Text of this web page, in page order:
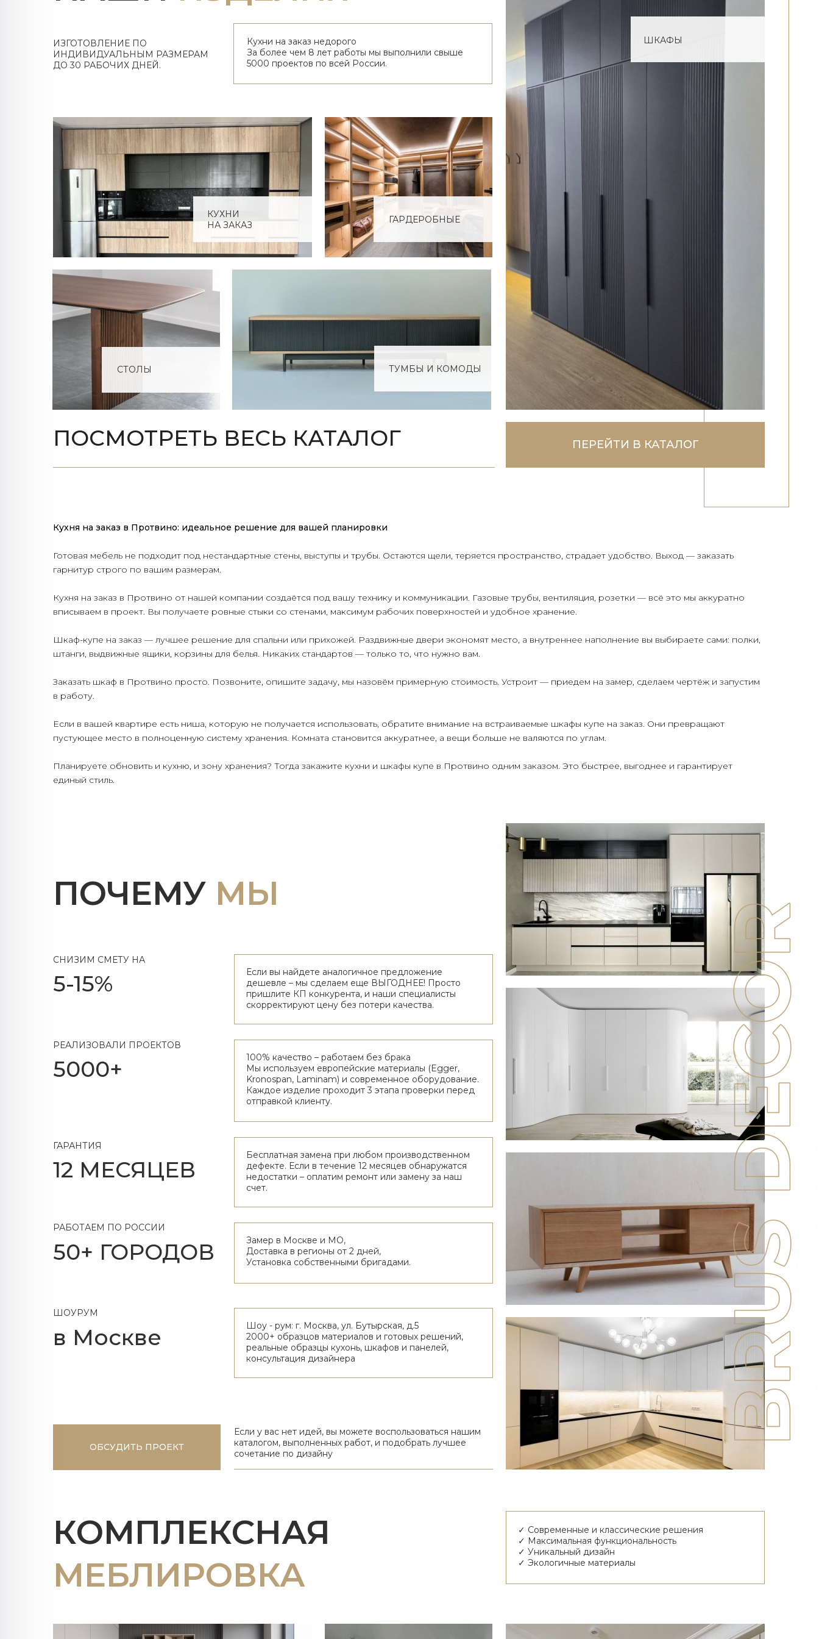
ИЗГОТОВЛЕНИЕ ПО
ИНДИВИДУАЛЬНЫМ РАЗМЕРАМ
ДО 30 РАБОЧИХ ДНЕЙ.​​​​​​​
Кухни на заказ недорого
За более чем 8 лет работы мы выполнили свыше
5000 проектов по всей России.
ШКАФЫ
КУХНИ
НА ЗАКАЗ
ГАРДЕРОБНЫЕ
СТОЛЫ ТУМБЫ И КОМОДЫ
ПОСМОТРЕТЬ ВЕСЬ КАТАЛОГ ПЕРЕЙТИ В КАТАЛОГ
Кухня на заказ в Протвино: идеальное решение для вашей планировки
Готовая мебель не подходит под нестандартные стены, выступы и трубы. Остаются щели, теряется пространство, страдает удобство. Выход — заказать
гарнитур строго по вашим размерам.
Кухня на заказ в Протвино от нашей компании создаётся под вашу технику и коммуникации. Газовые трубы, вентиляция, розетки — всё это мы аккуратно
вписываем в проект. Вы получаете ровные стыки со стенами, максимум рабочих поверхностей и удобное хранение.
Шкаф-купе на заказ — лучшее решение для спальни или прихожей. Раздвижные двери экономят место, а внутреннее наполнение вы выбираете сами: полки,
штанги, выдвижные ящики, корзины для белья. Никаких стандартов — только то, что нужно вам.
Заказать шкаф в Протвино просто. Позвоните, опишите задачу, мы назовём примерную стоимость. Устроит — приедем на замер, сделаем чертёж и запустим
в работу.
Если в вашей квартире есть ниша, которую не получается использовать, обратите внимание на встраиваемые шкафы купе на заказ. Они превращают
пустующее место в полноценную систему хранения. Комната становится аккуратнее, а вещи больше не валяются по углам.
Планируете обновить и кухню, и зону хранения? Тогда закажите кухни и шкафы купе в Протвино одним заказом. Это быстрее, выгоднее и гарантирует
единый стиль.
ПОЧЕМУ МЫ
СНИЗИМ СМЕТУ НА
5-15%
Если вы найдете аналогичное предложение
дешевле – мы сделаем еще ВЫГОДНЕЕ! Просто
пришлите КП конкурента, и наши специалисты
скорректируют цену без потери качества.
РЕАЛИЗОВАЛИ ПРОЕКТОВ
5000+
100% качество – работаем без брака
Мы используем европейские материалы (Egger,
Kronospan, Laminam) и современное оборудование.
Каждое изделие проходит 3 этапа проверки перед
отправкой клиенту.
ГАРАНТИЯ
12 МЕСЯЦЕВ
Бесплатная замена при любом производственном
дефекте. Если в течение 12 месяцев обнаружатся
недостатки – оплатим ремонт или замену за наш
счет.
РАБОТАЕМ ПО РОССИИ
50+ ГОРОДОВ
Замер в Москве и МО,
Доставка в регионы от 2 дней,
Установка собственными бригадами.
ШОУРУМ
в Москве
Шоу - рум: г. Москва, ул. Бутырская, д.5
2000+ образцов материалов и готовых решений,
реальные образцы кухонь, шкафов и панелей,
консультация дизайнера
ОБСУДИТЬ ПРОЕКТ
Если у вас нет идей, вы можете воспользоваться нашим
каталогом, выполненных работ, и подобрать лучшее
сочетание по дизайну
КОМПЛЕКСНАЯ
МЕБЛИРОВКА
✓ Современные и классические решения
✓ Максимальная функциональность
✓ Уникальный дизайн
✓ Экологичные материалы